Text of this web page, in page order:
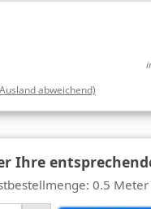
abweichend)
Ihre
0.5 Meter